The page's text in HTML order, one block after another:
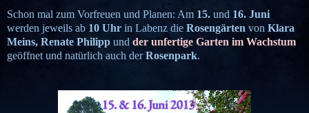
Schon mal zum Vorfreuen und Planen: Am 15. und 16. Juni
werden jeweils ab 10 Uhr in Labenz die Rosengärten von Klara
Meins, Renate Philipp und der unfertige Garten im Wachstum
geöffnet und natürlich auch derRosenpark.